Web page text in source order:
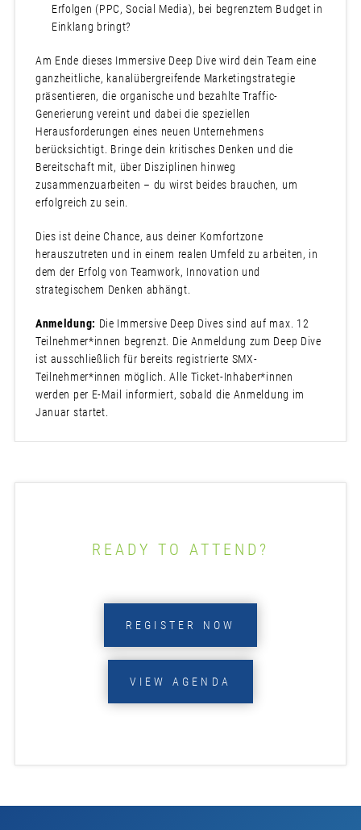
Erfolgen (PPC, Social Media), bei begrenztem Budget in
Einklang bringt?
Am Ende dieses Immersive Deep Dive wird dein Team eine
ganzheitliche, kanalübergreifende Marketingstrategie
präsentieren, die organische und bezahlte Traffic-
Generierung vereint und dabei die speziellen
Herausforderungen eines neuen Unternehmens
berücksichtigt. Bringe dein kritisches Denken und die
Bereitschaft mit, über Disziplinen hinweg
zusammenzuarbeiten – du wirst beides brauchen, um
erfolgreich zu sein.
Dies ist deine Chance, aus deiner Komfortzone
herauszutreten und in einem realen Umfeld zu arbeiten, in
dem der Erfolg von Teamwork, Innovation und
strategischem Denken abhängt.
Anmeldung: Die Immersive Deep Dives sind auf max. 12
Teilnehmer*innen begrenzt. Die Anmeldung zum Deep Dive
ist ausschließlich für bereits registrierte SMX-
Teilnehmer*innen möglich. Alle Ticket-Inhaber*innen
werden per E-Mail informiert, sobald die Anmeldung im
Januar startet.
READY TO ATTEND?
REGISTER NOW
VIEW AGENDA